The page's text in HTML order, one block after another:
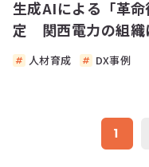
生成AIによる「革
定 関西電力の組織
は？人材育成 DX事例
1